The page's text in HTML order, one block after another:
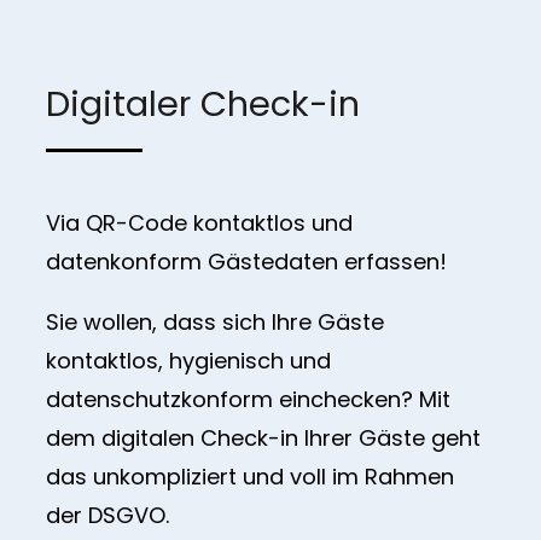
Digitaler Check-in
Via QR-Code kontaktlos und
datenkonform Gästedaten erfassen!
Sie wollen, dass sich Ihre Gäste
kontaktlos, hygienisch und
datenschutzkonform einchecken? Mit
dem digitalen Check-in Ihrer Gäste geht
das unkompliziert und voll im Rahmen
der DSGVO.